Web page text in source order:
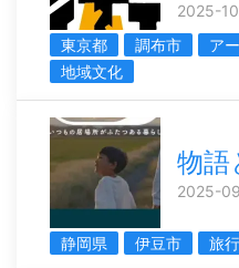
2025-
東京都
調布市 ア
地域文化
物語
2025-
静岡県 伊豆市 旅行